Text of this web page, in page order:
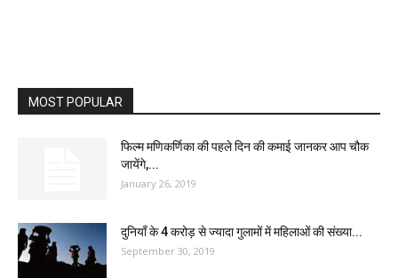
MOST POPULAR
फिल्म मणिकर्णिका की पहले दिन की कमाई जानकर आप चौक
जायेंगे,...
January 26, 2019
दुनियाँ के 4 करोड़ से ज्यादा गुलामों में महिलाओं की संख्या...
September 30, 2019